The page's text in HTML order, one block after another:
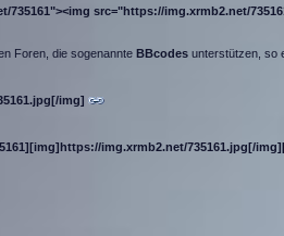
735161"><img src="https://img.xrmb2.net/
Foren, die sogenannte BBcodes unterstützen, so
img]
img.xrmb2.net/735161.jpg[/